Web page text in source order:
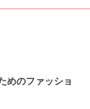
めのファッショ